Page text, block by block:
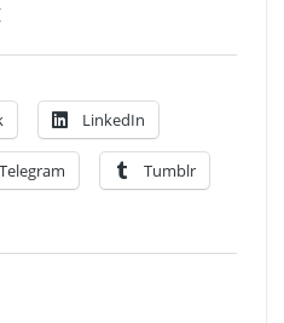
LinkedIn
Telegram Tumblr